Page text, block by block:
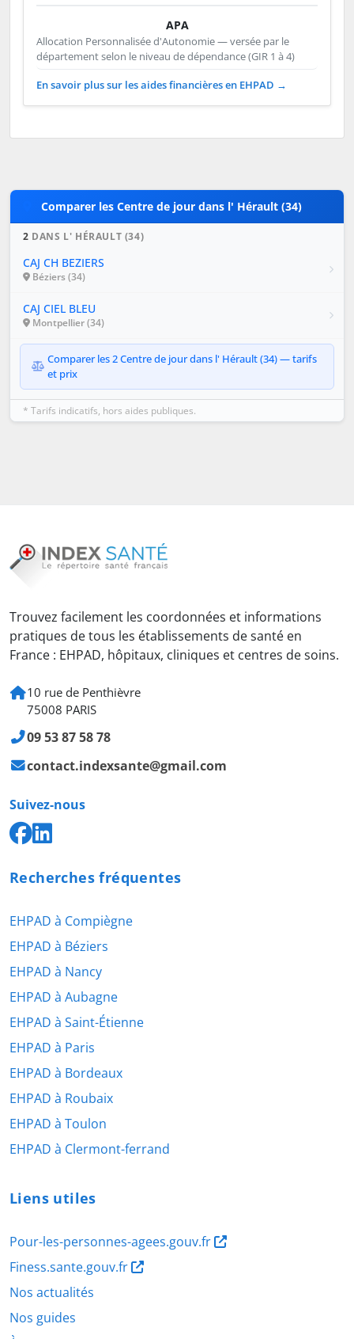
APA
Allocation Personnalisée d'Autonomie — versée par le
département selon le niveau de dépendance (GIR 1 à 4)
En savoir plus sur les aides financières en EHPAD →
Comparer les Centre de jour dans l' Hérault (34)
2 DANS L' HÉRAULT (34)
CAJ CH BEZIERS
Béziers (34)
CAJ CIEL BLEU
Montpellier (34)
Comparer les 2 Centre de jour dans l' Hérault (34) — tarifs
et prix
* Tarifs indicatifs, hors aides publiques.
Trouvez facilement les coordonnées et informations
pratiques de tous les établissements de santé en
France : EHPAD, hôpitaux, cliniques et centres de soins.
10 rue de Penthièvre
75008 PARIS
09 53 87 58 78
contact.indexsante@gmail.com
Suivez-nous
Recherches fréquentes
EHPAD à Compiègne
EHPAD à Béziers
EHPAD à Nancy
EHPAD à Aubagne
EHPAD à Saint-Étienne
EHPAD à Paris
EHPAD à Bordeaux
EHPAD à Roubaix
EHPAD à Toulon
EHPAD à Clermont-ferrand
Liens utiles
Pour-les-personnes-agees.gouv.fr
Finess.sante.gouv.fr
Nos actualités
Nos guides